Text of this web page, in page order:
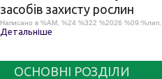
засобів захисту рослин
Написано в %AM, %24 %322 %2026 %09:%лип.
Детальніше
ОСНОВНІ РОЗДІЛИ